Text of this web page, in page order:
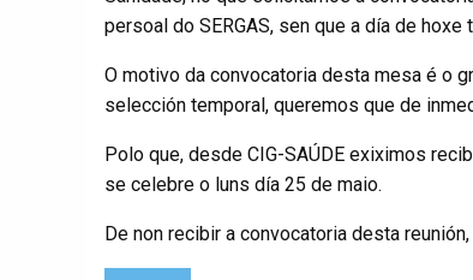
persoal do SERGAS, sen que a día de
O motivo da convocatoria desta mesa é o
selección temporal, queremos que de
Polo que, desde CIG-SAÚDE exiximos
se celebre o luns día 25 de maio.
De non recibir a convocatoria desta